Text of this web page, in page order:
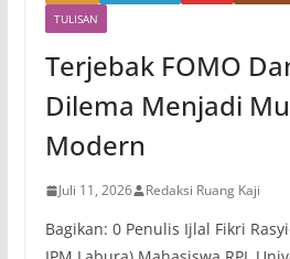
TULISAN
Terjebak FOMO
Dilema Menjadi
Modern
Juli 11, 2026 Redaksi Ruang Kaji
Bagikan: 0 Penulis Ijlal Fikri